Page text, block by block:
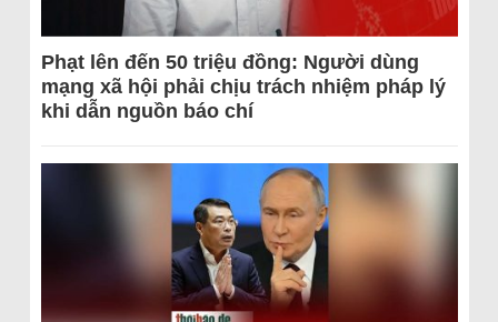
Phạt lên đến 50 triệu đồng: Người dùng
mạng xã hội phải chịu trách nhiệm pháp lý
khi dẫn nguồn báo chí